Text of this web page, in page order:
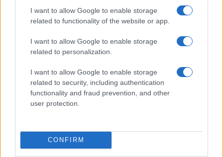
I want to allow Google to enable storage
related to functionality of the website or app.
I want to allow Google to enable storage
related to personalization.
I want to allow Google to enable storage
related to security, including authentication
functionality and fraud prevention, and other
user protection.
CONFIRM
Quando il gioco di squadra insegna a vivere: calcio, storia e
valore educativo
Francesca Lombardi · 27 Lug 2026